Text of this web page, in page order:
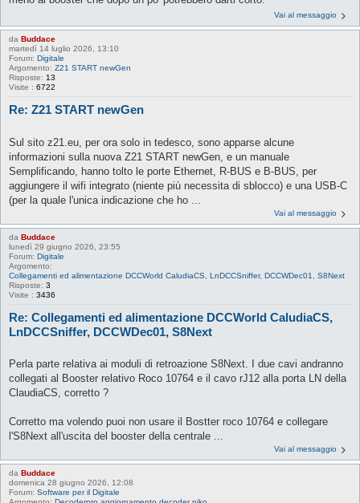
Vai al messaggio
da Buddace
martedì 14 luglio 2026, 13:10
Forum: Digitale
Argomento: Z21 START newGen
Risposte: 13
Visite : 6722
Re: Z21 START newGen
Sul sito z21.eu, per ora solo in tedesco, sono apparse alcune
informazioni sulla nuova Z21 START newGen, e un manuale
Semplificando, hanno tolto le porte Ethernet, R-BUS e B-BUS, per
aggiungere il wifi integrato (niente più necessita di sblocco) e una USB-C
(per la quale l'unica indicazione che ho ...
Vai al messaggio
da Buddace
lunedì 29 giugno 2026, 23:55
Forum: Digitale
Argomento:
Collegamenti ed alimentazione DCCWorld CaludiaCS, LnDCCSniffer, DCCWDec01, S8Next
Risposte: 3
Visite : 3436
Re: Collegamenti ed alimentazione DCCWorld CaludiaCS,
LnDCCSniffer, DCCWDec01, S8Next
Perla parte relativa ai moduli di retroazione S8Next. I due cavi andranno
collegati al Booster relativo Roco 10764 e il cavo rJ12 alla porta LN della
ClaudiaCS, corretto ?
Corretto ma volendo puoi non usare il Bostter roco 10764 e collegare
l'S8Next all'uscita del booster della centrale ...
Vai al messaggio
da Buddace
domenica 28 giugno 2026, 12:08
Forum: Software per il Digitale